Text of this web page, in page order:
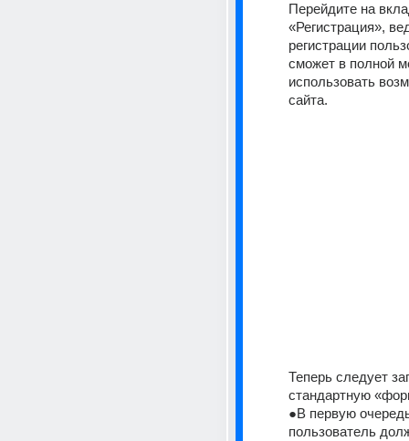
Перейдите на
«Регистрация»,
регистрации
сможет в полной
использовать
сайта.
Теперь следует
стандартную
●В первую
пользователь